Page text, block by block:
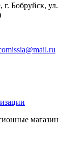
г. Бобруйск,